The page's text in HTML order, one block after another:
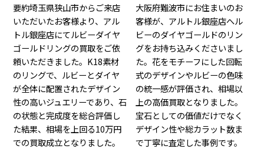
要約埼玉県狭山市からご来店
いただいたお客様より、アル
トル銀座店にてルビーダイヤ
ゴールドリングの買取をご依
頼いただきました。K18素材
のリングで、ルビーとダイヤ
が全体に配置されたデザイン
性の高いジュエリーであり、石
の状態と完成度を総合評価し
た結果、相場を上回る10万円
での買取成立となりました。
大阪府難波市にお住まいのお
客様が、アルトル銀座店へル
ビーのダイヤゴールドのリン
グをお持ち込みくださいまし
た。花をモチーフにした回転
式のデザインやルビーの色味
の統一感が評価され、相場以
上の高価買取となりました。
宝石としての価値だけでなく
デザイン性や総カラット数ま
で丁寧に査定した事例です。